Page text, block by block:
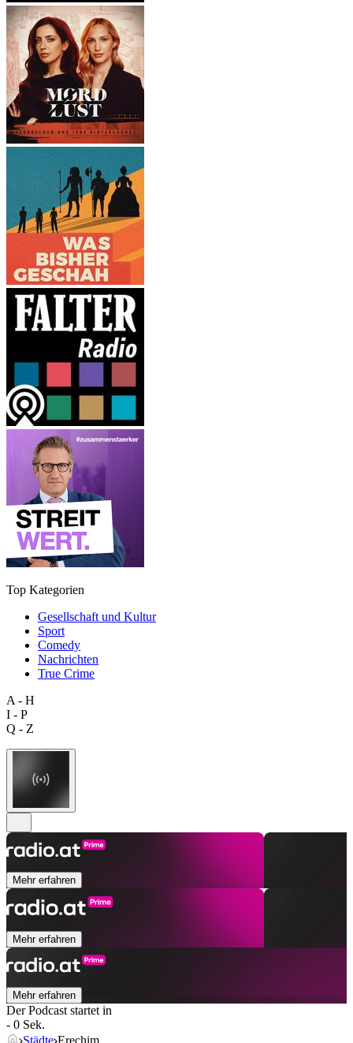
Top Kategorien
Gesellschaft und Kultur
Sport
Comedy
Nachrichten
True Crime
A - H
I - P
Q - Z
Mehr erfahren
Mehr erfahren
Mehr erfahren
Der Podcast startet in
- 0 Sek.